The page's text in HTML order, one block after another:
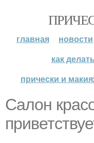
главная новости
как
прически и
Салон